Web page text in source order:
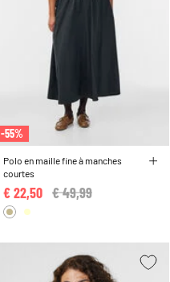
-55%
Polo en maille fine à manches
courtes
Price reduced from
€ 49,99
€ 22,50